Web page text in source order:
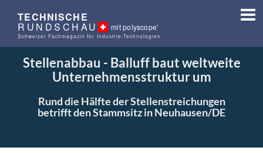
TECHNISCHE
RUNDSCHAU mit polyscope'
Schweizer Fachmagazin für Industrie-Technologien
Stellenabbau - Balluff baut weltweite
Unternehmensstruktur um
Rund die Hälfte der Stellenstreichungen
betrifft den Stammsitz in Neuhausen/DE